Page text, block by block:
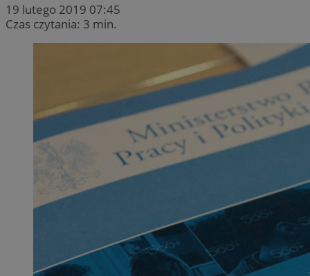
19 lutego 2019 07:45
Czas czytania: 3 min.